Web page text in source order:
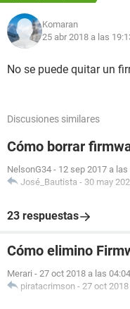
Komaran
25 abr 2018 a las
No se puede quitar un
Discusiones similares
Cómo borrar
NelsonG34 - 12 sep 2017 a las
José_Bautista - 30 may
23 respuestas
Cómo elimino
Merari - 27 oct 2018 a las 04:04
piratacrimson - 27 oct